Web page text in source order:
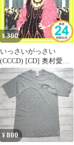
¥300
いっさいがっさい
(CCCD) [CD] 奥村愛
子、 奥村愛子、 有馬三
恵子、 渋さ知らズ、
BLACK BOTTOM
BRASS BAND、 熊谷憲
康、 鈴木正人、 THE
THRILL; 多田暁_02
¥800